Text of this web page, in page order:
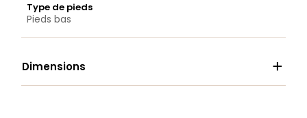
Type de pieds
Pieds bas
Dimensions 